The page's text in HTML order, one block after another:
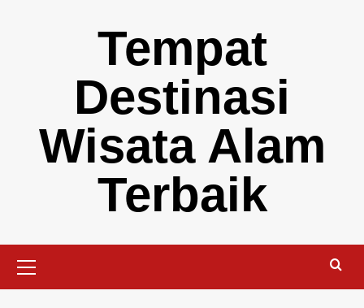
Tempat
Destinasi
Wisata Alam
Terbaik
Menu